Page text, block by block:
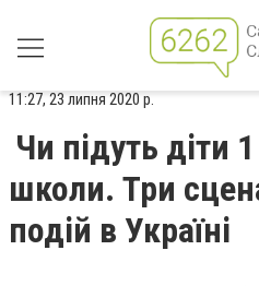
11:27, 23 липня 2020 р.
Чи підуть діти
школи. Три
подій в Україні